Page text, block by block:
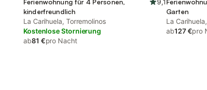
Ferienwohnung für 4 Personen,
kinderfreundlich
9,1
La Carihuela, Torremolinos
Kostenlose Stornierung
ab81 €pro Nacht
Garten
La
ab127 €pro